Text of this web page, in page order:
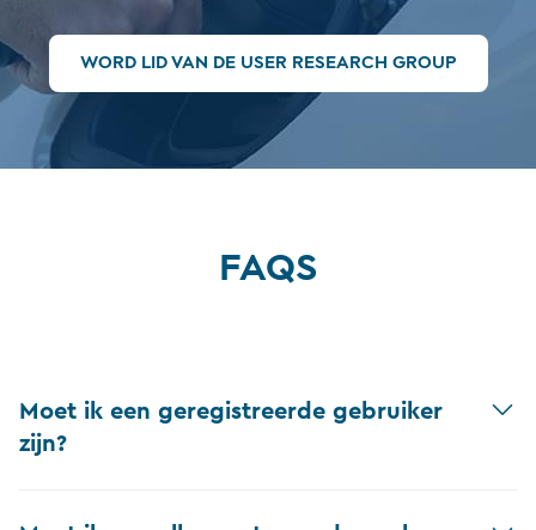
WORD LID VAN DE USER RESEARCH GROUP
FAQS
Moet ik een geregistreerde gebruiker
zijn?